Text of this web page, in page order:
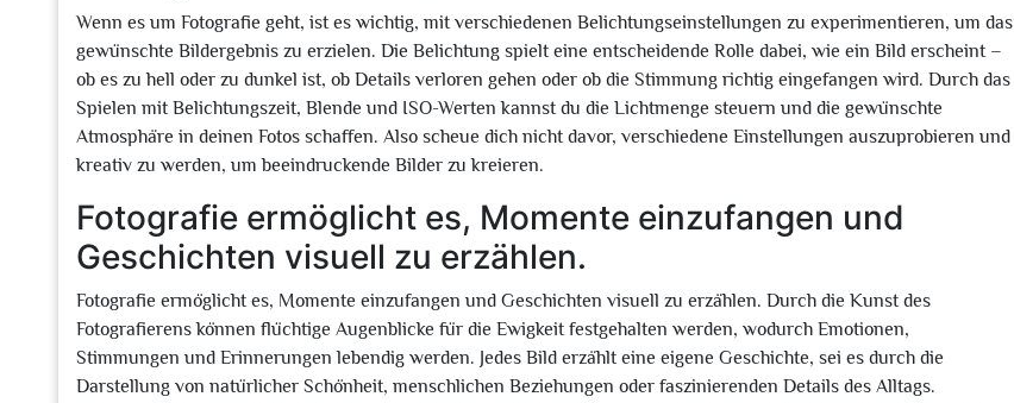
Wenn es um Fotografie geht, ist es wichtig, mit verschiedenen Belichtungseinstellungen zu experimentieren, um das
gewünschte Bildergebnis zu erzielen. Die Belichtung spielt eine entscheidende Rolle dabei, wie ein Bild erscheint –
ob es zu hell oder zu dunkel ist, ob Details verloren gehen oder ob die Stimmung richtig eingefangen wird. Durch das
Spielen mit Belichtungszeit, Blende und ISO-Werten kannst du die Lichtmenge steuern und die gewünschte
Atmosphäre in deinen Fotos schaffen. Also scheue dich nicht davor, verschiedene Einstellungen auszuprobieren und
kreativ zu werden, um beeindruckende Bilder zu kreieren.
Fotografie ermöglicht es, Momente einzufangen und
Geschichten visuell zu erzählen.
Fotografie ermöglicht es, Momente einzufangen und Geschichten visuell zu erzählen. Durch die Kunst des
Fotografierens können flüchtige Augenblicke für die Ewigkeit festgehalten werden, wodurch Emotionen,
Stimmungen und Erinnerungen lebendig werden. Jedes Bild erzählt eine eigene Geschichte, sei es durch die
Darstellung von natürlicher Schönheit, menschlichen Beziehungen oder faszinierenden Details des Alltags.